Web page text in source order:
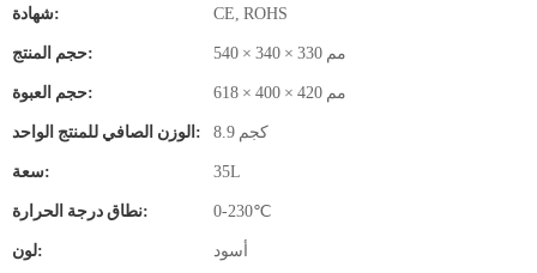
شهادة: CE, ROHS
حجم المنتج: 540 × 340 × 330 مم
حجم العبوة: 618 × 400 × 420 مم
الوزن الصافي للمنتج الواحد: 8.9 كجم
سعة: 35L
نطاق درجة الحرارة: 0-230℃
لون: أسود